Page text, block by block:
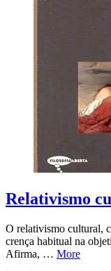
Relativismo
O relativismo cultural,
crença habitual na
Afirma, … More